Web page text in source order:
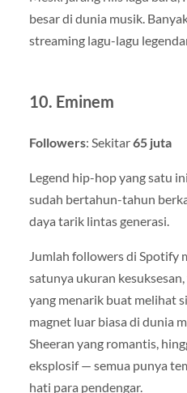
besar di dunia musik.
streaming lagu-lagu
10. Eminem
Followers: Sekitar65 juta
Legend hip-hop yang satu
sudah bertahun-tahun
daya tarik lintas generasi.
Jumlah followers di Spotify
satunya ukuran
yang menarik buat melihat
magnet luar biasa di dunia
Sheeran yang romantis,
eksplosif — semua punya
hati para pendengar.